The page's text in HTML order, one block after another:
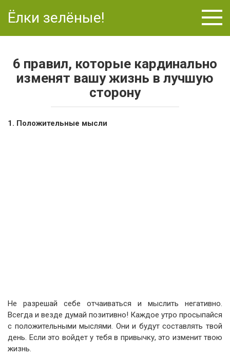
Ёлки зелёные!
6 правил, которые кардинально
изменят вашу жизнь в лучшую
сторону
1. Положительные мысли
Не разрешай себе отчаиваться и мыслить негативно.
Всегда и везде думай позитивно! Каждое утро просыпайся
с положительными мыслями. Они и будут составлять твой
день. Если это войдет у тебя в привычку, это изменит твою
жизнь.